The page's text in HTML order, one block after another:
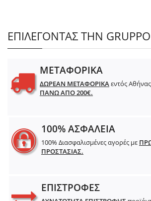
ΕΠΙΛΕΓΟΝΤΑΣ ΤΗΝ
ΜΕΤΑΦΟΡΙΚΑ
ΔΩΡΕΑΝ ΜΕΤΑΦΟΡΙΚΑεντός
ΠΑΝΩ ΑΠΟ 200€.
100% ΑΣΦΑΛΕΙΑ
100% Διασφαλισμένες αγορές με
ΠΡΟΣΤΑΣΙΑΣ.
ΕΠΙΣΤΡΟΦΕΣ